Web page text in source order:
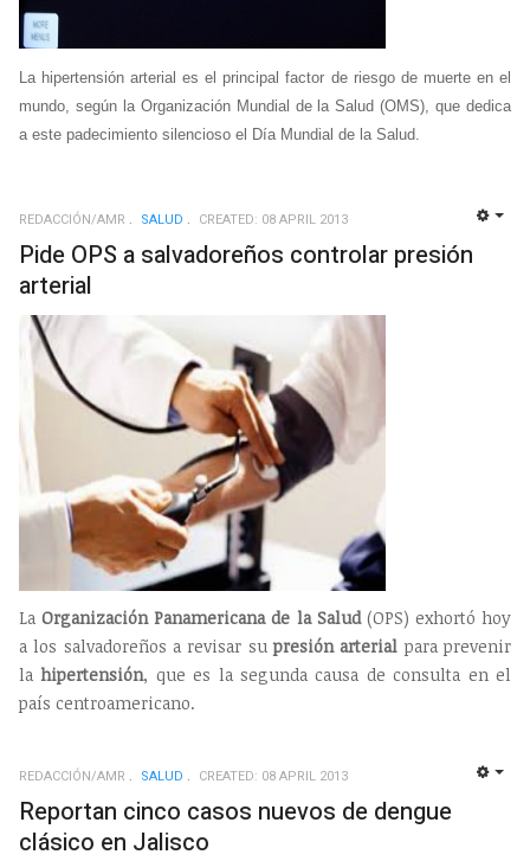
La hipertensión arterial es el principal factor de riesgo de muerte en el
mundo, según la Organización Mundial de la Salud (OMS), que dedica
a este padecimiento silencioso el Día Mundial de la Salud.
REDACCIÓN/AMR SALUD CREATED: 08 APRIL 2013
Pide OPS a salvadoreños controlar presión
arterial
LaOrganización Panamericana de la Salud(OPS) exhortó hoy
a los salvadoreños a revisar supresión arterial para prevenir
lahipertensión, que es la segunda causa de consulta en el
país centroamericano.
REDACCIÓN/AMR SALUD CREATED: 08 APRIL 2013
Reportan cinco casos nuevos de dengue
clásico en Jalisco